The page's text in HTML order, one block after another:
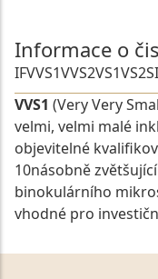
Informace o
IFVVS1VVS2VS1VS2
VVS1 (Very Very
velmi, velmi malé
objevitelné
10násobně
binokulárního
vhodné pro